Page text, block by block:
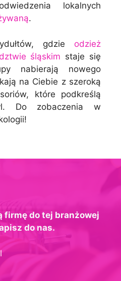
lokalnych
.
gdzie odzież
śląskim staje się
nabierają nowego
na Ciebie z szeroką
które podkreślą
Do zobaczenia w
firmę do tej branżowej
do nas.